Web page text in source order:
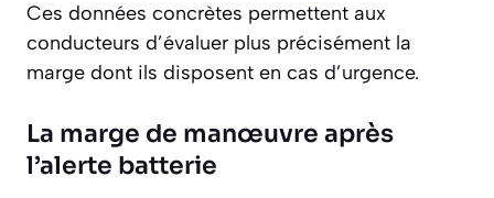
Ces données concrètes permettent aux
conducteurs d’évaluer plus précisément la
marge dont ils disposent en cas d’urgence.
La marge de manœuvre après
l’alerte batterie